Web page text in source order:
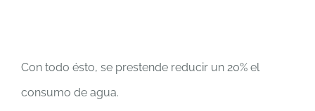
Con todo ésto, se prestende reducir un 20% el
consumo de agua.